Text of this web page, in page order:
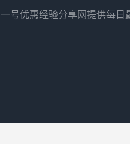
一号优惠经验分享网提供每日